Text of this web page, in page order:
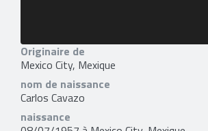
Originaire de
Mexico City, Mexique
nom de naissance
Carlos Cavazo
naissance